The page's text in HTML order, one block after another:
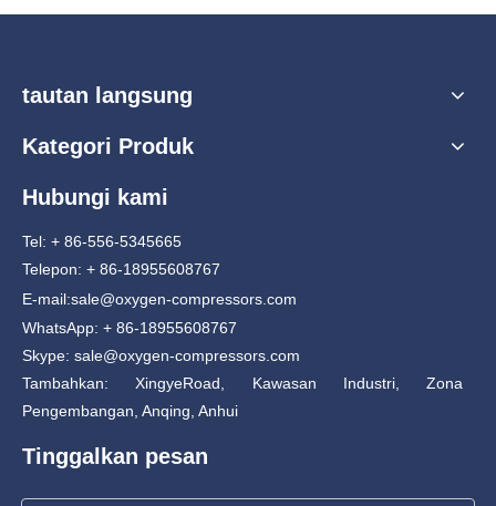
tautan langsung
Kategori Produk
Hubungi kami
Tel: + 86-556-5345665
Telepon: + 86-18955608767
E-mail:sale@oxygen-compressors.com
WhatsApp: + 86-18955608767
Skype: sale@oxygen-compressors.com
Tambahkan: XingyeRoad, Kawasan Industri, Zona
Pengembangan, Anqing, Anhui
Tinggalkan pesan